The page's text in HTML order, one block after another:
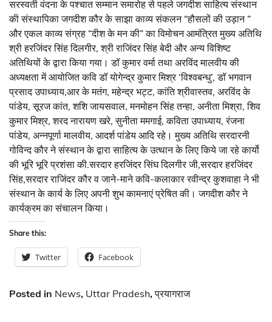
सरस्वती वंदना के पश्चात सम्मान समारोह से पहले जगदीश साहित्य संस्थान
की संस्थापिका जगदीश कौर के साझा काव्य संकलन “हौसलों की उड़ान ”
और एकल काव्य संग्रह “दीश के मन की” का विमोचन आमंत्रित मुख्य अतिथि
श्री हरजिंदर सिंह दिलगीर, श्री राजिंदर सिंह बेदी और अन्य विशिष्ट
अतिथियों के द्वारा किया गया। डॉ कुमार वर्मा तथा अरविंद मालवीय की
अध्यक्षता में आयोजित कवि डॉ योगेन्द्र कुमार मिश्र ‘विश्वबन्धु’, डॉ भगवान
प्रसाद उपाध्याय,आर के मतंग, महेन्द्र भट्ट, कांति श्रीवास्तव, अरविंद के
पांडेय, सूरज कांत, शशि जायसवाल, मनमोहन सिंह तन्हा, अनीता मिश्रा, शिव
कुमार मिश्र, शरद नारायण खरे, सुनीता ममगाई, कविता उपाध्याय, रंजना
पांडेय, अन्नपूर्णा मालवीय, आदर्श पांडेय आदि रहे। मुख्य अतिथि सरदारनी
गोविन्द कौर ने संस्थान के द्वारा साहित्य के उत्थान के लिए किये जा रहे कार्यो
की भूरि भूरि प्रशंसा की.सरदार हरजिंदर सिंघ दिलगीर जी,सरदार हरजिंदर
सिंह,सरदार राजिंदर कौर व जाने-माने कवि-कलाकार रवीन्द्र कुशवाहा ने भी
संस्थान के कार्य के लिए अपनी शुभ कामनाएं प्रेषित की। जगदीश कौर ने
कार्यक्रम का संचालन किया।
Share this:
Twitter Facebook
Posted in News, Uttar Pradesh,प्रयागराज